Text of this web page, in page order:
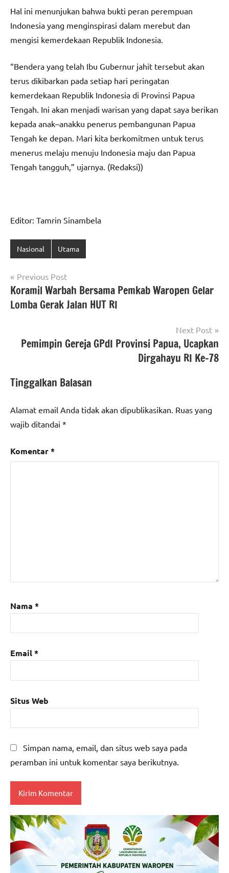
Hal ini menunjukan bahwa bukti peran perempuan
Indonesia yang menginspirasi dalam merebut dan
mengisi kemerdekaan Republik Indonesia.
“Bendera yang telah Ibu Gubernur jahit tersebut akan
terus dikibarkan pada setiap hari peringatan
kemerdekaan Republik Indonesia di Provinsi Papua
Tengah. Ini akan menjadi warisan yang dapat saya berikan
kepada anak–anakku penerus pembangunan Papua
Tengah ke depan. Mari kita berkomitmen untuk terus
menerus melaju menuju Indonesia maju dan Papua
Tengah tangguh,” ujarnya. (Redaksi))
Editor: Tamrin Sinambela
Nasional Utama
Navigasi
pos
Previous Post
Koramil Warbah Bersama Pemkab Waropen Gelar
Lomba Gerak Jalan HUT RI
Next Post
Pemimpin Gereja GPdI Provinsi Papua, Ucapkan
Dirgahayu RI Ke-78
Tinggalkan Balasan
Alamat email Anda tidak akan dipublikasikan. Ruas yang
wajib ditandai *
Komentar*
Nama *
Email*
Situs Web
Simpan nama, email, dan situs web saya pada
peramban ini untuk komentar saya berikutnya.